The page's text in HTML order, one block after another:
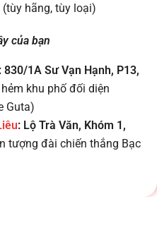
hãng, tùy loại)
của bạn
: 830/1A Sư Vạn Hạnh, P13,
hẻm khu phố đối diện
Guta)
: Lộ Trà Văn, Khóm 1,
tượng đài chiến thắng Bạc